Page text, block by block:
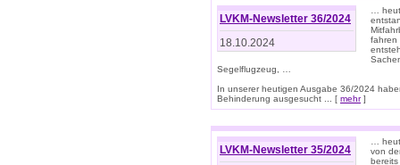
LVKM-Newsletter 36/2024
18.10.2024
…
fahren
Segelflugzeug, …
In unserer heutigen Ausgabe 36/2024
Behinderung ausgesucht ... [ mehr]
LVKM-Newsletter 35/2024
…
von
bereits